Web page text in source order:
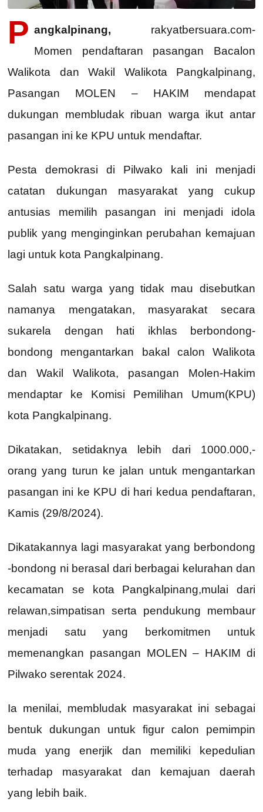
P angkalpinang, rakyatbersuara.com-
Momen pendaftaran pasangan Bacalon
Walikota dan Wakil Walikota Pangkalpinang,
Pasangan MOLEN – HAKIM mendapat
dukungan membludak ribuan warga ikut antar
pasangan ini ke KPU untuk mendaftar.
Pesta demokrasi di Pilwako kali ini menjadi
catatan dukungan masyarakat yang cukup
antusias memilih pasangan ini menjadi idola
publik yang menginginkan perubahan kemajuan
lagi untuk kota Pangkalpinang.
Salah satu warga yang tidak mau disebutkan
namanya mengatakan, masyarakat secara
sukarela dengan hati ikhlas berbondong-
bondong mengantarkan bakal calon Walikota
dan Wakil Walikota, pasangan Molen-Hakim
mendaptar ke Komisi Pemilihan Umum(KPU)
kota Pangkalpinang.
Dikatakan, setidaknya lebih dari 1000.000,-
orang yang turun ke jalan untuk mengantarkan
pasangan ini ke KPU di hari kedua pendaftaran,
Kamis (29/8/2024).
Dikatakannya lagi masyarakat yang berbondong
-bondong ni berasal dari berbagai kelurahan dan
kecamatan se kota Pangkalpinang,mulai dari
relawan,simpatisan serta pendukung membaur
menjadi satu yang berkomitmen untuk
memenangkan pasangan MOLEN – HAKIM di
Pilwako serentak 2024.
Ia menilai, membludak masyarakat ini sebagai
bentuk dukungan untuk figur calon pemimpin
muda yang enerjik dan memiliki kepedulian
terhadap masyarakat dan kemajuan daerah
yang lebih baik.